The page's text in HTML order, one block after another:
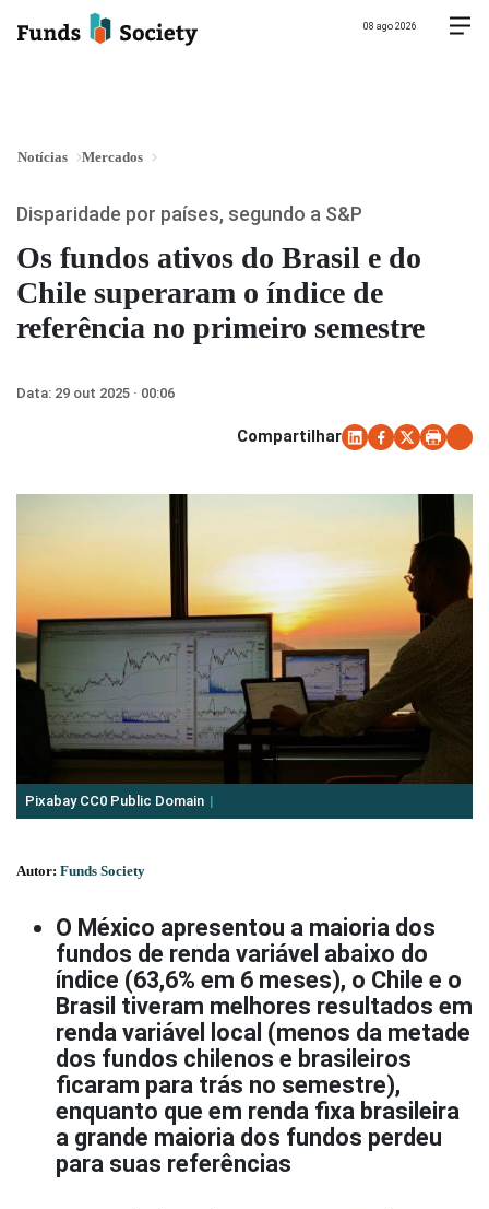
08 ago 2026
Notícias Mercados
Os fundos ativos do Brasil e do
Chile superaram o índice de
referência no primeiro semestre
Disparidade por países, segundo a S&P
Data: 29 out 2025 · 00:06
Compartilhar
Pixabay CC0 Public Domain
Autor: Funds Society
O México apresentou a maioria dos
fundos de renda variável abaixo do
índice (63,6% em 6 meses), o Chile e o
Brasil tiveram melhores resultados em
renda variável local (menos da metade
dos fundos chilenos e brasileiros
ficaram para trás no semestre),
enquanto que em renda fixa brasileira
a grande maioria dos fundos perdeu
para suas referências